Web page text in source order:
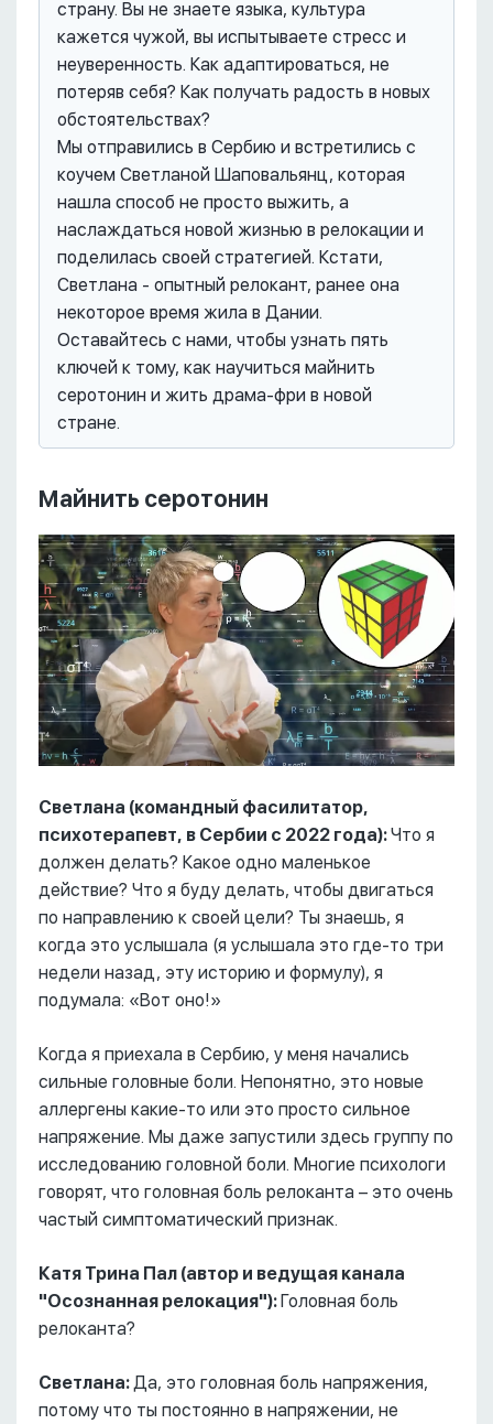
страну. Вы не знаете языка, культура
кажется чужой, вы испытываете стресс и
неуверенность. Как адаптироваться, не
потеряв себя? Как получать радость в новых
обстоятельствах?
Мы отправились в Сербию и встретились с
коучем Светланой Шаповальянц, которая
нашла способ не просто выжить, а
наслаждаться новой жизнью в релокации и
поделилась своей стратегией. Кстати,
Светлана - опытный релокант, ранее она
некоторое время жила в Дании.
Оставайтесь с нами, чтобы узнать пять
ключей к тому, как научиться майнить
серотонин и жить драма-фри в новой
стране.
Майнить серотонин
Светлана (командный фасилитатор,
психотерапевт, в Сербии с 2022 года):Что я
должен делать? Какое одно маленькое
действие? Что я буду делать, чтобы двигаться
по направлению к своей цели? Ты знаешь, я
когда это услышала (я услышала это где-то три
недели назад, эту историю и формулу), я
подумала: «Вот оно!»
Когда я приехала в Сербию, у меня начались
сильные головные боли. Непонятно, это новые
аллергены какие-то или это просто сильное
напряжение. Мы даже запустили здесь группу по
исследованию головной боли. Многие психологи
говорят, что головная боль релоканта – это очень
частый симптоматический признак.
Катя Трина Пал (автор и ведущая канала
"Осознанная релокация"):Головная боль
релоканта?
Светлана: Да, это головная боль напряжения,
потому что ты постоянно в напряжении, не